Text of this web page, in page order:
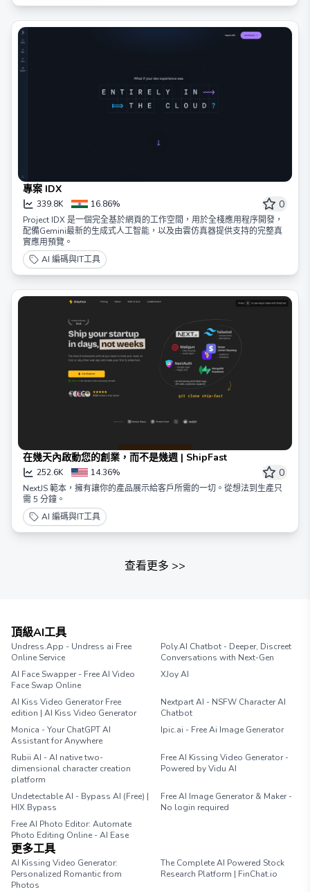
專案 IDX
339.8K 16.86% 0
Project IDX 是一個完全基於網頁的工作空間，用於全棧應用程序開發，
配備Gemini最新的生成式人工智能，以及由雲仿真器提供支持的完整真
實應用預覽。
AI 編碼與IT工具
在幾天內啟動您的創業，而不是幾週 | ShipFast
252.6K 14.36% 0
NextJS 範本，擁有讓你的產品展示給客戶所需的一切。從想法到生產只
需 5 分鐘。
AI 編碼與IT工具
查看更多 >>
頂級AI工具
Undress.App - Undress ai Free
Online Service
Poly.AI Chatbot - Deeper, Discreet
Conversations with Next-Gen
AI Face Swapper - Free AI Video
Face Swap Online
XJoy AI
AI Kiss Video Generator Free
edition | AI Kiss Video Generator
Nextpart AI - NSFW Character AI
Chatbot
Monica - Your ChatGPT AI
Assistant for Anywhere
Ipic.ai - Free Ai Image Generator
Rubii AI - AI native two-
dimensional character creation
platform
Free AI Kissing Video Generator -
Powered by Vidu AI
Undetectable AI - Bypass AI (Free) |
HIX Bypass
Free AI Image Generator & Maker -
No login required
Free AI Photo Editor: Automate
Photo Editing Online - AI Ease
更多工具
AI Kissing Video Generator:
Personalized Romantic from
Photos
The Complete AI Powered Stock
Research Platform | FinChat.io